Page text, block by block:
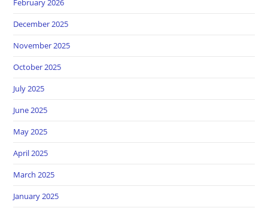
February 2026
December 2025
November 2025
October 2025
July 2025
June 2025
May 2025
April 2025
March 2025
January 2025